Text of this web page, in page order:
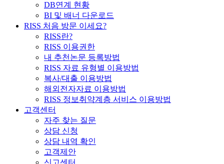
DB연계 현황
BI 및 배너 다운로드
RISS 처음 방문 이세요?
RISS란?
RISS 이용권한
내 추천논문 등록방법
RISS 자료 유형별 이용방법
복사/대출 이용방법
해외전자자료 이용방법
RISS 정보취약계층 서비스 이용방법
고객센터
자주 찾는 질문
상담 신청
상담 내역 확인
고객제안